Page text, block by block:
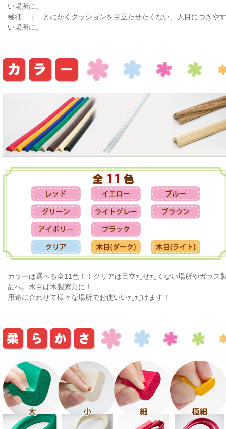
い場所に。
極細 ： とにかくクッションを目立たせたくない、人目につきやす
い場所に。
カラーは選べる全11色！！クリアは目立たせたくない場所やガラス
品へ。木目は木製家具に！
用途に合わせて様々な場所でお使いいただけます！